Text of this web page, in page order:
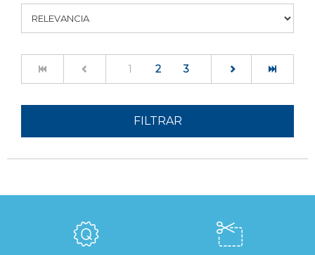
1 (current)
2 3
FILTRAR